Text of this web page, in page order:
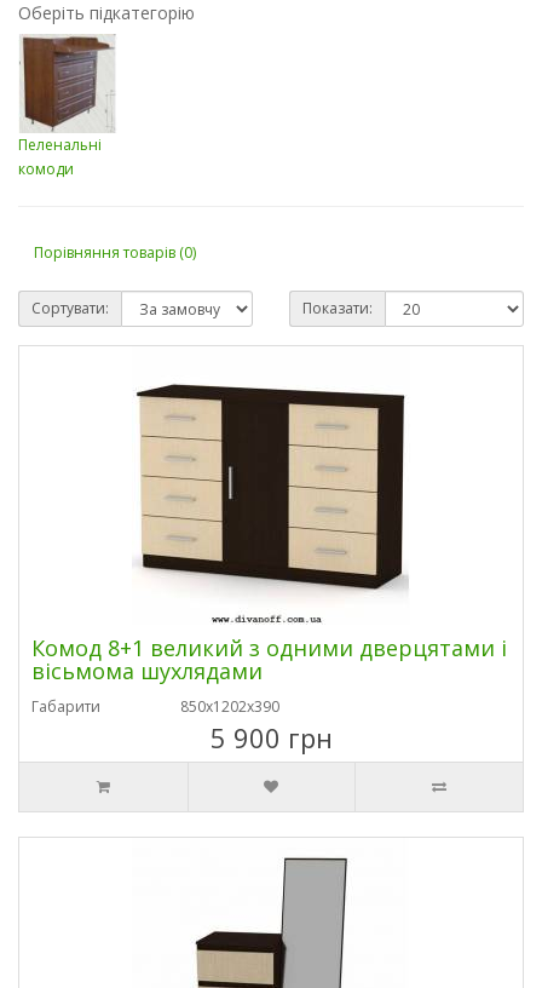
Оберіть підкатегорію
Пеленальні
комоди
Порівняння товарів (0)
Сортувати: Показати:
Комод 8+1 великий з одними дверцятами і
вісьмома шухлядами
Габарити 850х1202х390
5 900 грн